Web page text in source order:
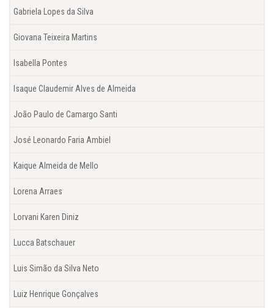
Gabriela Lopes da Silva
Giovana Teixeira Martins
Isabella Pontes
Isaque Claudemir Alves de Almeida
João Paulo de Camargo Santi
José Leonardo Faria Ambiel
Kaique Almeida de Mello
Lorena Arraes
Lorvani Karen Diniz
Lucca Batschauer
Luis Simão da Silva Neto
Luiz Henrique Gonçalves